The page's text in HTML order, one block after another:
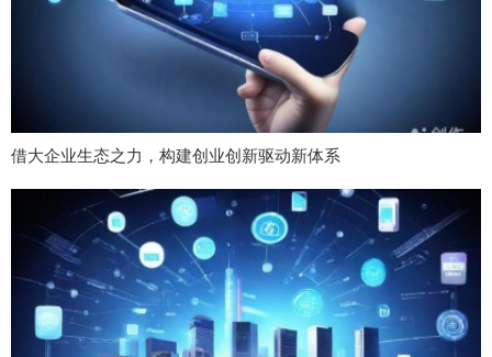
借大企业生态之力，构建创业创新驱动新体系